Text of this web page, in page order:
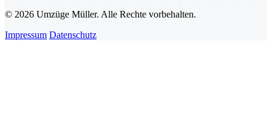
© 2026 Umzüge Müller. Alle Rechte vorbehalten.
Impressum Datenschutz